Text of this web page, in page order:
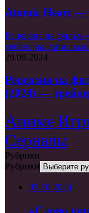
Atomic Heart —
Рецензия на фильм
трейлеры, дата
29.09.2024
Рецензия на
(2024) —
Аниме
Сериалы
Рубрики
Рубрики
03.10.2024
«Слово